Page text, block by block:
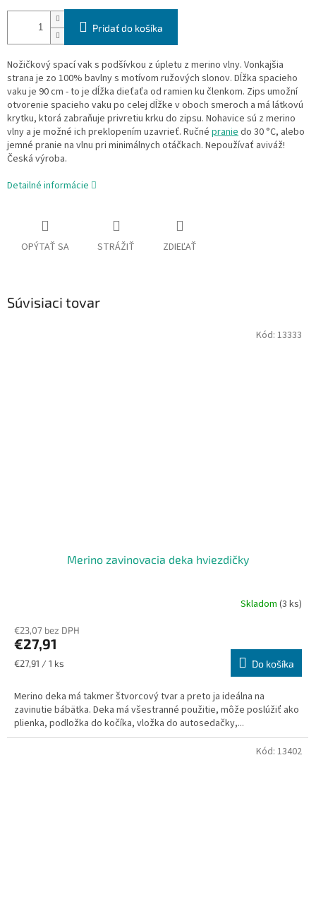
Pridať do košíka
Nožičkový spací vak s podšívkou z úpletu z merino vlny. Vonkajšia
strana je zo 100% bavlny s motívom ružových slonov. Dĺžka spacieho
vaku je 90 cm - to je dĺžka dieťaťa od ramien ku členkom. Zips umožní
otvorenie spacieho vaku po celej dĺžke v oboch smeroch a má látkovú
krytku, ktorá zabraňuje privretiu krku do zipsu. Nohavice sú z merino
vlny a je možné ich preklopením uzavrieť. Ručné praniedo 30 °C, alebo
jemné pranie na vlnu pri minimálnych otáčkach. Nepoužívať aviváž!
Česká výroba.
Detailné informácie
OPÝTAŤ SA STRÁŽIŤ ZDIEĽAŤ
Súvisiaci tovar
Merino zavinovacia deka hviezdičky
Skladom (3 ks)
€23,07 bez DPH
€27,91
Jednotková
€27,91 / 1 ks Do košíka
Merino deka má takmer štvorcový tvar a preto ja ideálna na
zavinutie bábätka. Deka má všestranné použitie, môže poslúžiť ako
plienka, podložka do kočíka, vložka do autosedačky,...
Kód: 13333
Kód: 13402